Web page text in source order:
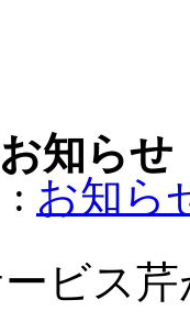
知らせ
: お知ら
ビス